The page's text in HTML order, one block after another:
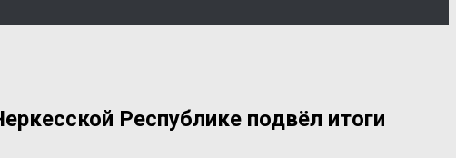
Республике подвёл итоги